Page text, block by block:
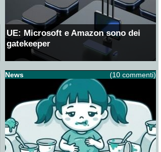
UE: Microsoft e Amazon sono dei
gatekeeper
News (10 commenti)